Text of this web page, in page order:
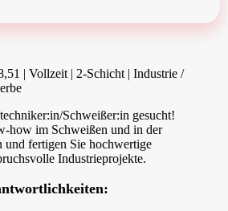
| Vollzeit | 2-Schicht | Industrie /
Schweißer:in gesucht!
how im Schweißen und in der
und fertigen Sie hochwertige
Industrieprojekte.